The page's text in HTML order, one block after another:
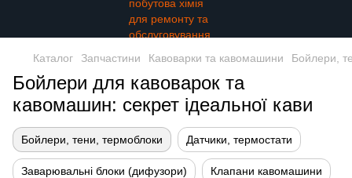
Каталог Запчастини Кавоварки та кавомашини Бойлери,
Бойлери для кавоварок та
кавомашин: секрет ідеальної кави
Бойлери, тени, термоблоки Датчики, термостати
Заварювальні блоки (дифузори) Клапани кавомашини